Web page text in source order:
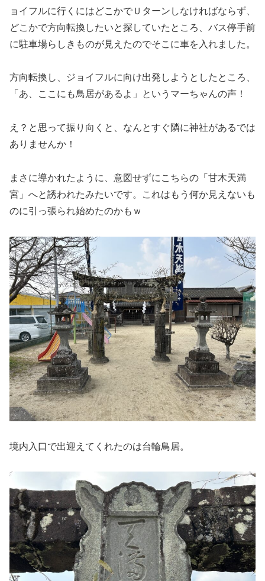
ョイフルに行くにはどこかでＵターンしなければならず、
どこかで方向転換したいと探していたところ、バス停手前
に駐車場らしきものが見えたのでそこに車を入れました。
方向転換し、ジョイフルに向け出発しようとしたところ、
「あ、ここにも鳥居があるよ」というマーちゃんの声！
え？と思って振り向くと、なんとすぐ隣に神社があるでは
ありませんか！
まさに導かれたように、意図せずにこちらの「甘木天満
宮」へと誘われたみたいです。これはもう何か見えないも
のに引っ張られ始めたのかもｗ
境内入口で出迎えてくれたのは台輪鳥居。